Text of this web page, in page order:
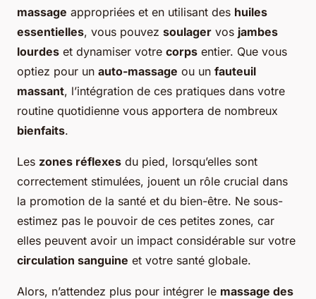
massage appropriées et en utilisant des huiles
essentielles, vous pouvez soulager vos jambes
lourdes et dynamiser votre corps entier. Que vous
optiez pour un auto-massage ou un fauteuil
massant, l’intégration de ces pratiques dans votre
routine quotidienne vous apportera de nombreux
bienfaits.
Les zones réflexes du pied, lorsqu’elles sont
correctement stimulées, jouent un rôle crucial dans
la promotion de la santé et du bien-être. Ne sous-
estimez pas le pouvoir de ces petites zones, car
elles peuvent avoir un impact considérable sur votre
circulation sanguine et votre santé globale.
Alors, n’attendez plus pour intégrer le massage des